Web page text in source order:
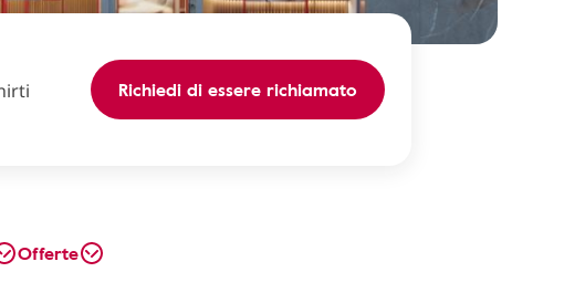
Richiedi di essere richiamato
Offerte